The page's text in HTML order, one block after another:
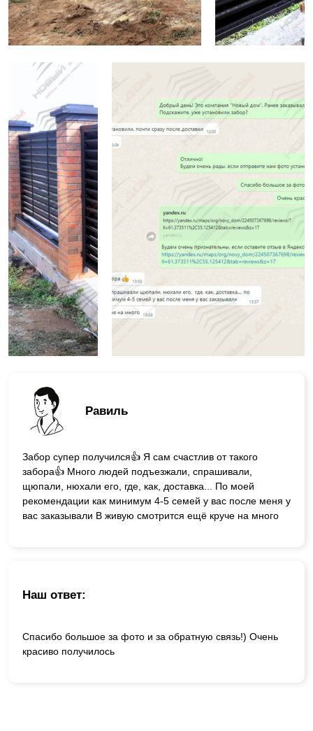
Равиль
Забор супер получился👍 Я сам счастлив от такого
забора👍 Много людей подъезжали, спрашивали,
щюпали, нюхали его, где, как, доставка... По моей
рекомендации как минимум 4-5 семей у вас после меня у
вас заказывали В живую смотрится ещё круче на много
Наш ответ:
Спасибо большое за фото и за обратную связь!) Очень
красиво получилось